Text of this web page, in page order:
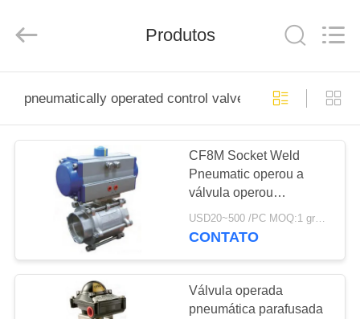
CASA
PRODUTOS
SOBRE
Equipment
Rights
Produtos
pneumatically operated control valve
CF8M Socket Weld
Pneumatic operou a
válvula operou
pneumaticamente a
válvula de controle
USD20~500 /PC MOQ:1 grupo
CONTATO
Válvula operada
pneumática parafusada